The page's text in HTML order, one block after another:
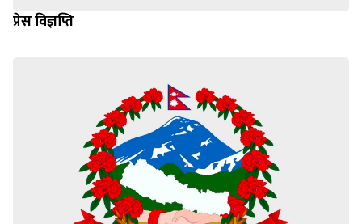
प्रेस विज्ञप्ति